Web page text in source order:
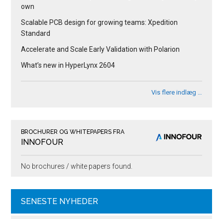
own
Scalable PCB design for growing teams: Xpedition
Standard
Accelerate and Scale Early Validation with Polarion
What’s new in HyperLynx 2604
Vis flere indlæg …
BROCHURER OG WHITEPAPERS FRA
INNOFOUR
No brochures / white papers found.
SENESTE NYHEDER